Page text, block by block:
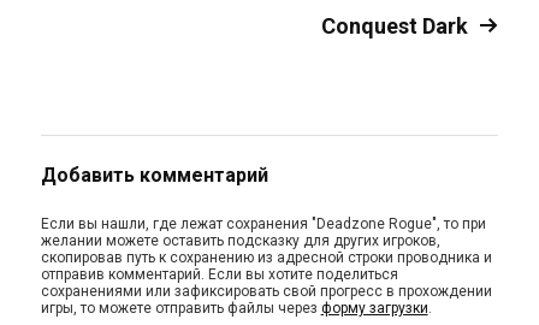
Conquest Dark
Добавить комментарий
Если вы нашли, где лежат сохранения "Deadzone Rogue", то при
желании можете оставить подсказку для других игроков,
скопировав путь к сохранению из адресной строки проводника и
отправив комментарий. Если вы хотите поделиться
сохранениями или зафиксировать свой прогресс в прохождении
игры, то можете отправить файлы через форму загрузки.